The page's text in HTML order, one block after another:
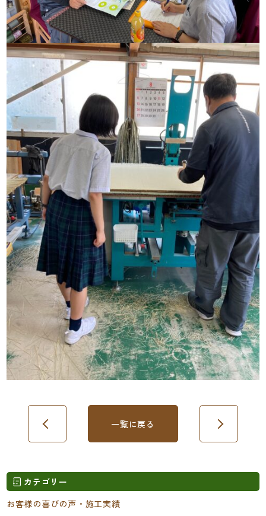
一覧に戻る
カテゴリー
お客様の喜びの声・施工実績